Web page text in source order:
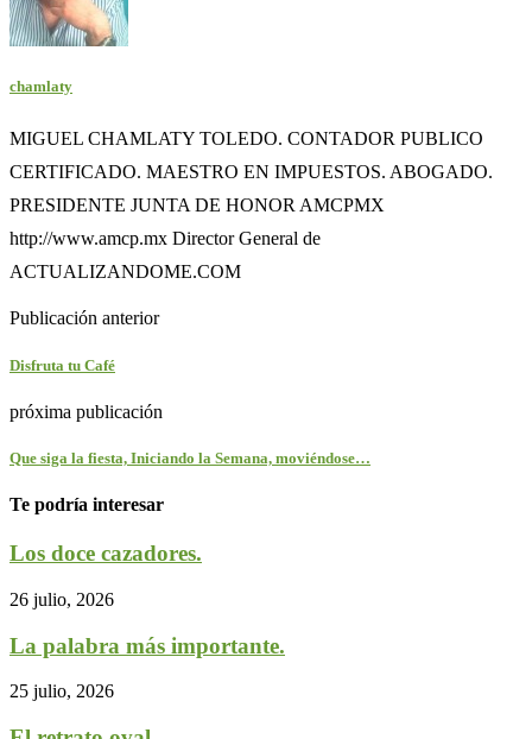
chamlaty
MIGUEL CHAMLATY TOLEDO. CONTADOR PUBLICO
CERTIFICADO. MAESTRO EN IMPUESTOS. ABOGADO.
PRESIDENTE JUNTA DE HONOR AMCPMX
http://www.amcp.mx Director General de
ACTUALIZANDOME.COM
Publicación anterior
Disfruta tu Café
próxima publicación
Que siga la fiesta, Iniciando la Semana, moviéndose…
Te podría interesar
Los doce cazadores.
26 julio, 2026
La palabra más importante.
25 julio, 2026